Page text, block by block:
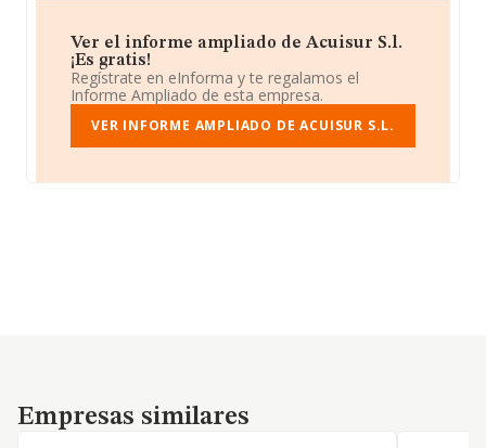
Ver el informe ampliado de Acuisur S.l.
¡Es gratis!
Regístrate en eInforma y te regalamos el
Informe Ampliado de esta empresa.
VER INFORME AMPLIADO DE ACUISUR S.L.
Empresas similares
Empresas similares